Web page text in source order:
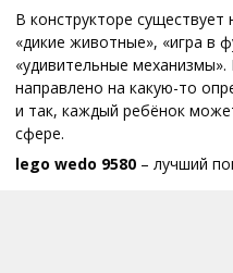
В конструкторе
«дикие животные», «игра в
«удивительные
направлено на какую-то
и так, каждый ребёнок
сфере.
lego wedo 9580 – лучший